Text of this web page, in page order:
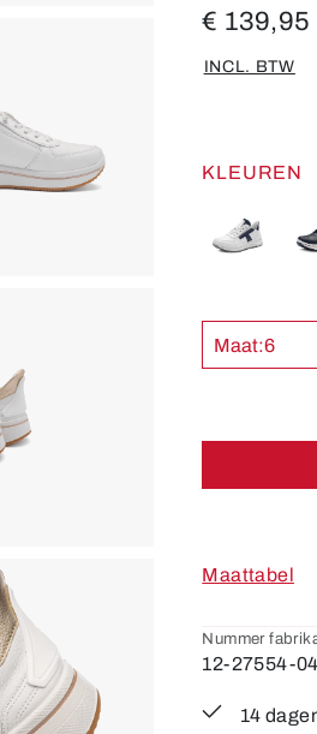
€ 139,95
INCL. BTW
KLEUREN
Maat:6
Maattabel
Nummer
12-27554-
14